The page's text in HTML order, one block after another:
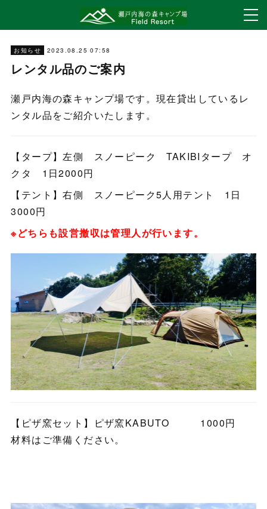
お知らせ 2023.08.25 07:58
レンタル品のご案内
瀬戸内海の森キャンプ場です。現在貸出しているレ
ンタル品をご紹介いたします。
【タープ】左側 スノーピーク TAKIBIタープ オ
クタ 1日2000円
【テント】右側 スノーピーク5人用テント 1日
3000円
※どちらも設営撤収は管理人が行います。
【ピザ窯セット】ピザ窯KABUTO 1000円
材料はご準備ください。